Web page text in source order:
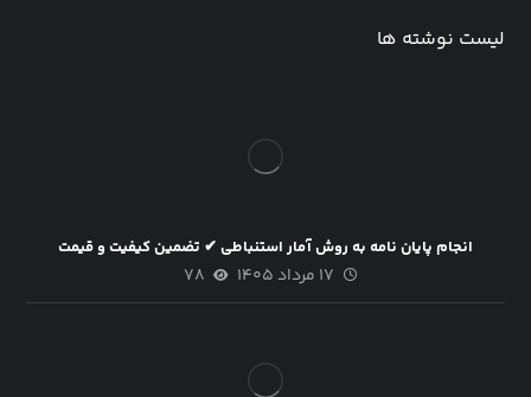
لیست نوشته ها
انجام پایان نامه به روش آمار استنباطی ✔ تضمین کیفیت و قیمت
۱۷ مرداد ۱۴۰۵ ۷۸